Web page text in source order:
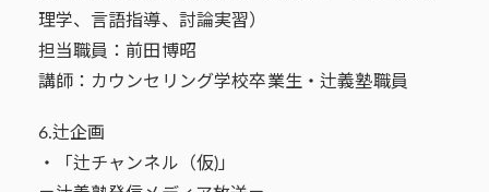
理学、言語指導、討論実習）
担当職員：前田博昭
講師：カウンセリング学校卒業生・辻義塾職員
6.辻企画
・「辻チャンネル（仮)」